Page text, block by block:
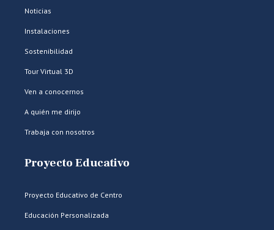
Noticias
Instalaciones
Sostenibilidad
Tour Virtual 3D
Ven a conocernos
A quién me dirijo
Trabaja con nosotros
Proyecto Educativo
Proyecto Educativo de Centro
Educación Personalizada